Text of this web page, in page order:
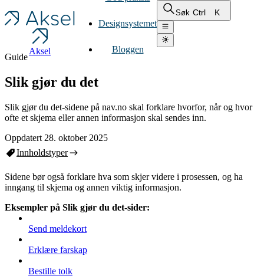
Aksel
Designsystemet
Bloggen
Søk Ctrl K
Guide
Slik gjør du det
Slik gjør du det-sidene på nav.no skal forklare hvorfor, når og hvor
ofte et skjema eller annen informasjon skal sendes inn.
Oppdatert 28. oktober 2025
Innholdstyper
Sidene bør også forklare hva som skjer videre i prosessen, og ha
inngang til skjema og annen viktig informasjon.
Eksempler på Slik gjør du det-sider:
Send meldekort
Erklære farskap
Bestille tolk